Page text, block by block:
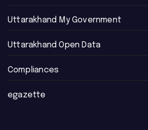
Uttarakhand My Government
Uttarakhand Open Data
Compliances
egazette